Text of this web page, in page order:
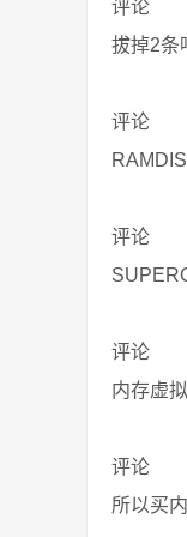
评论
拔掉2条
评论
评论
评论
内存虚
评论
所以买